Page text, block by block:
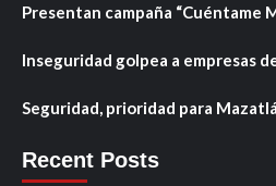
Presentan campaña “Cuéntame
Inseguridad golpea a empresas
Seguridad, prioridad para
Recent Posts